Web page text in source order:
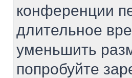
конференции
длительное
уменьшить
попробуйте